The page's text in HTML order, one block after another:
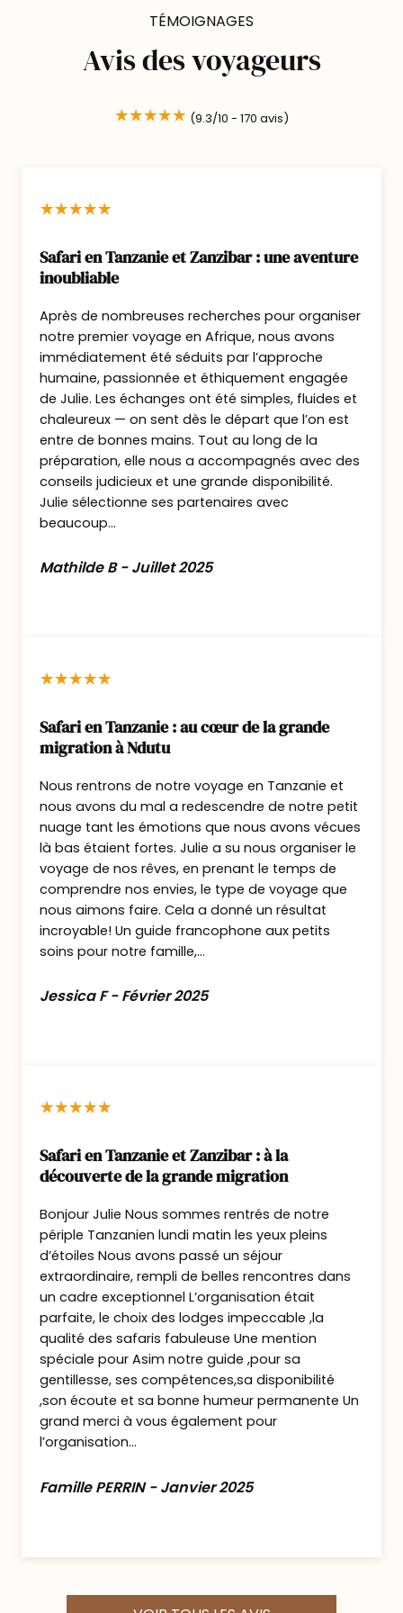
partirez en activité pour explorer les
différents écosystèmes du parc, réputé
pour la richesse de sa faune et ses
paysages préservés. Entre éléphants,
incroyable diversité d’oiseaux, chaque sortie
souvent sous vos yeux.
Une expérience rare
Après le petit-déjeuner, envol en petit avion
vers le parc national de North Luangwa.
Ici, l’atmosphère change immédiatement.
Le parc est plus isolé, plus brut, très peu
fréquenté.
Installation aux North Luangwa Skybeds
Première activité l’après-midi, souvent à
pied ou en véhicule selon les conditions.
Dîner et nuit en pension complète avec
activités et boissons locales incluses.
sous les étoiles
Les Skybeds offrent une expérience
unique en Afrique.
Installées sur des plateformes
surélevées au cœur de la nature,
elles permettent de passer la nuit à
ciel ouvert, en toute sécurité, au-
dessus d’un point d’eau fréquenté
par la faune.
Éléphants, antilopes et parfois
prédateurs évoluent à proximité
pendant la nuit.
Jours 4 et 5 : Exploration de North
Deux journées consacrées à la découverte
approfondie du parc.
North Luangwa est particulièrement réputé
pour ses safaris à pied.
La sensation d’isolement y est totale.
Accompagnés de guides expérimentés,
vous explorez plaines, rivières et forêts à la
recherche d’éléphants, buffles, antilopes et
prédateurs.
Nuits en pension complète aux North
Luangwa Skybeds.
Jour 6 : Direction Luambe –
Parenthèse confidentielle
Plus petit et moins connu, Luambe offre une
TÉMOIGNAGES
Avis des voyageurs
(9.3/10 - 170 avis)
Safari en Tanzanie et Zanzibar : une aventure
inoubliable
Après de nombreuses recherches pour organiser
notre premier voyage en Afrique, nous avons
immédiatement été séduits par l’approche
humaine, passionnée et éthiquement engagée
de Julie. Les échanges ont été simples, fluides et
chaleureux — on sent dès le départ que l’on est
entre de bonnes mains. Tout au long de la
préparation, elle nous a accompagnés avec des
conseils judicieux et une grande disponibilité.
Julie sélectionne ses partenaires avec
beaucoup...
Mathilde B - Juillet 2025
Safari en Tanzanie : au cœur de la grande
migration à Ndutu
Nous rentrons de notre voyage en Tanzanie et
nous avons du mal a redescendre de notre petit
nuage tant les émotions que nous avons vécues
là bas étaient fortes. Julie a su nous organiser le
voyage de nos rêves, en prenant le temps de
comprendre nos envies, le type de voyage que
nous aimons faire. Cela a donné un résultat
incroyable! Un guide francophone aux petits
soins pour notre famille,...
Jessica F - Février 2025
Safari en Tanzanie et Zanzibar : à la
découverte de la grande migration
Bonjour Julie Nous sommes rentrés de notre
périple Tanzanien lundi matin les yeux pleins
d’étoiles Nous avons passé un séjour
extraordinaire, rempli de belles rencontres dans
un cadre exceptionnel L’organisation était
parfaite, le choix des lodges impeccable ,la
qualité des safaris fabuleuse Une mention
spéciale pour Asim notre guide ,pour sa
gentillesse, ses compétences,sa disponibilité
,son écoute et sa bonne humeur permanente Un
grand merci à vous également pour
l’organisation...
Famille PERRIN - Janvier 2025